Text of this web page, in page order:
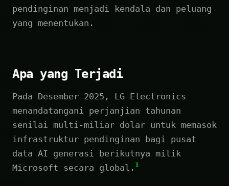
pendinginan menjadi kendala dan peluang
yang menentukan.
Apa yang Terjadi
Pada Desember 2025, LG Electronics
menandatangani perjanjian tahunan
senilai multi-miliar dolar untuk memasok
infrastruktur pendinginan bagi pusat
data AI generasi berikutnya milik
Microsoft secara global. 1